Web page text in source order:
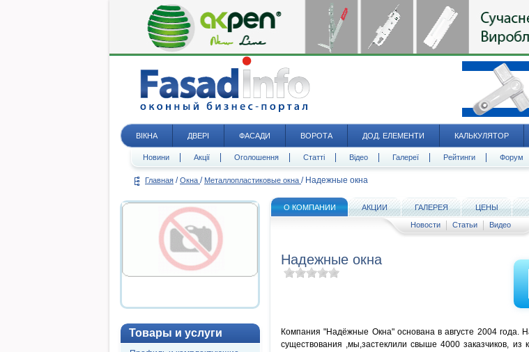
ВІКНА ДВЕРІ ФАСАДИ ВОРОТА ДОД. ЕЛЕМЕНТИ КАЛЬКУЛЯТОР
Новини Акції Оголошення Статті Відео Галереї Рейтинги Форум
Главная / Окна / Металлопластиковые окна / Надежные окна
Товары и услуги
О КОМПАНИИ АКЦИИ ГАЛЕРЕЯ ЦЕНЫ
Новости Статьи Видео
Надежные окна
Компания "Надёжные Окна" основана в августе 2004 года.
существования ,мы,застеклили свыше 4000 заказчиков, из